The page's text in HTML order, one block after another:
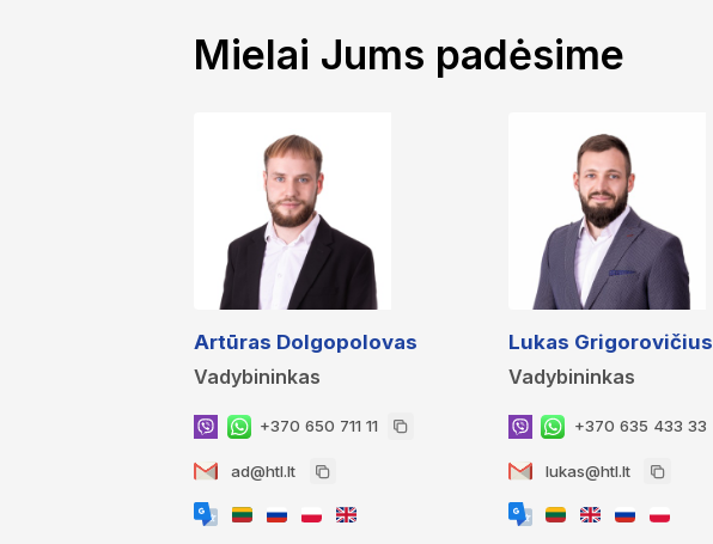
Mielai Jums padėsime
Artūras Dolgopolovas
Vadybininkas
+370 650 711 11
ad@htl.lt
Lukas Grigorovičius
Vadybininkas
+370 635 433 33
lukas@htl.lt